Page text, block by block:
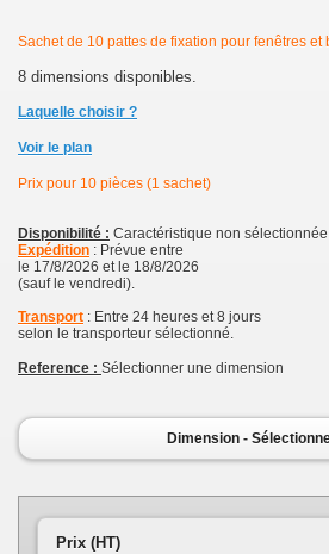
Sachet de 10 pattes de fixation pour fenêtres et
8 dimensions disponibles.
Laquelle choisir ?
Voir le plan
Prix pour 10 pièces (1 sachet)
Disponibilité : Caractéristique non
Expédition : Prévue entre
le 17/8/2026 et le 18/8/2026
(sauf le vendredi).
Transport : Entre 24 heures et 8 jours
selon le transporteur sélectionné.
Reference : Sélectionner une dimension
Dimension -
Prix (HT)